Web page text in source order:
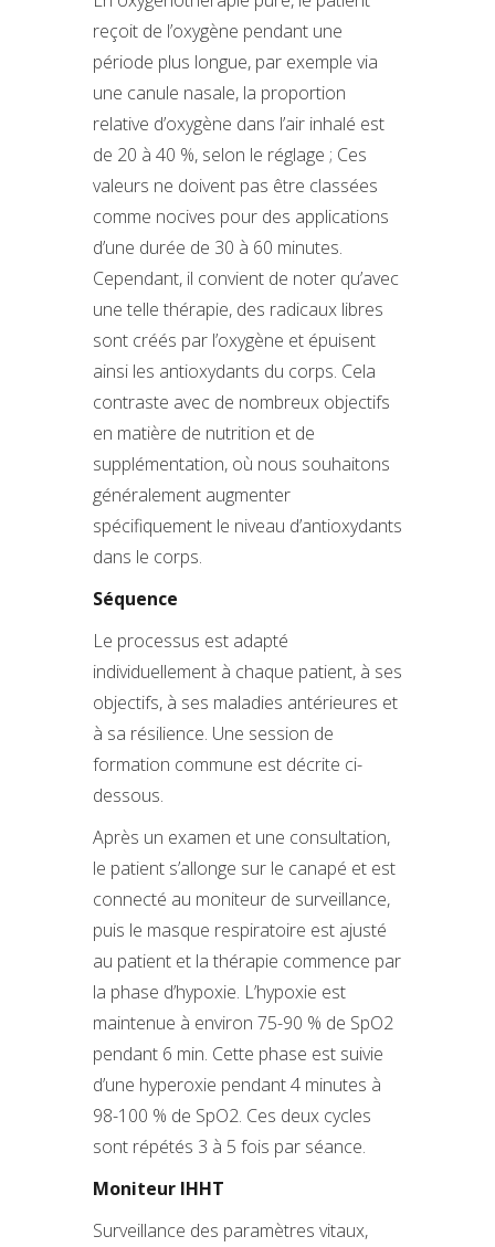
reçoit de l’oxygène pendant une
période plus longue, par exemple via
une canule nasale, la proportion
relative d’oxygène dans l’air inhalé est
de 20 à 40 %, selon le réglage ; Ces
valeurs ne doivent pas être classées
comme nocives pour des applications
d’une durée de 30 à 60 minutes.
Cependant, il convient de noter qu’avec
une telle thérapie, des radicaux libres
sont créés par l’oxygène et épuisent
ainsi les antioxydants du corps. Cela
contraste avec de nombreux objectifs
en matière de nutrition et de
supplémentation, où nous souhaitons
généralement augmenter
spécifiquement le niveau d’antioxydants
dans le corps.
Séquence
Le processus est adapté
individuellement à chaque patient, à ses
objectifs, à ses maladies antérieures et
à sa résilience. Une session de
formation commune est décrite ci-
dessous.
Après un examen et une consultation,
le patient s’allonge sur le canapé et est
connecté au moniteur de surveillance,
puis le masque respiratoire est ajusté
au patient et la thérapie commence par
la phase d’hypoxie. L’hypoxie est
maintenue à environ 75-90 % de SpO2
pendant 6 min. Cette phase est suivie
d’une hyperoxie pendant 4 minutes à
98-100 % de SpO2. Ces deux cycles
sont répétés 3 à 5 fois par séance.
Moniteur IHHT
Surveillance des paramètres vitaux,